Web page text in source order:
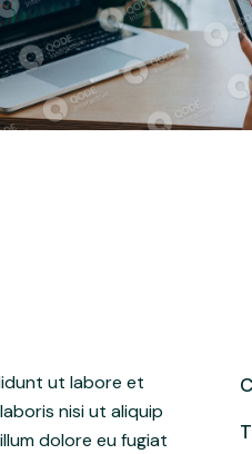
ut labore et
nisi ut aliquip
dolore eu fugiat